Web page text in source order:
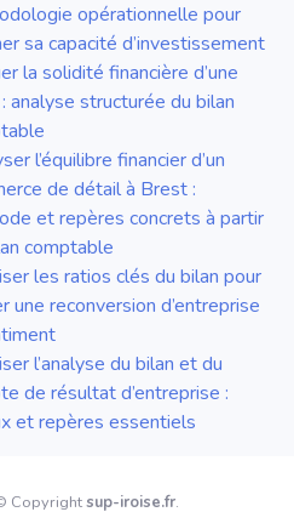
opérationnelle pour
sa capacité d’investissement
la solidité financière d’une
analyse structurée du bilan
l’équilibre financier d’un
de détail à Brest :
et repères concrets à partir
comptable
les ratios clés du bilan pour
une reconversion d’entreprise
l’analyse du bilan et du
de résultat d’entreprise :
et repères essentiels
Copyrightsup-iroise.fr.